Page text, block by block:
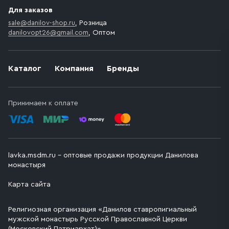
Каталог Компания Бренды
Принимаем к оплате
Для заказов
sale@danilov-shop.ru, Розница
danilovopt26@gmail.com, Оптом
lavka.msdm.ru – оптовые продажи продукции Данилова
монастыря
Карта сайта
Религиозная организация «Данилов ставропигиальный
мужской монастырь Русской Православной Церкви